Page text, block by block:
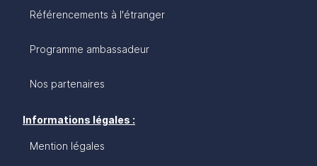
Référencements à l'étranger
Programme ambassadeur
Nos partenaires
Informations légales :
Mention légales